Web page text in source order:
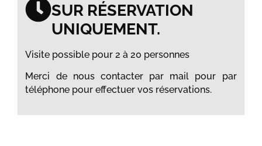
SUR RÉSERVATION
UNIQUEMENT.
Visite possible pour 2 à 20 personnes
Merci de nous contacter par mail pour par
téléphone pour effectuer vos réservations.